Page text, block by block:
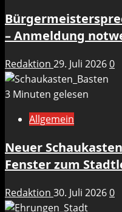
– Anmeldung
Redaktion 29. Juli 20260
3 Minuten gelesen
Allgemein
Neuer
Fenster zum
Redaktion 30. Juli 20260